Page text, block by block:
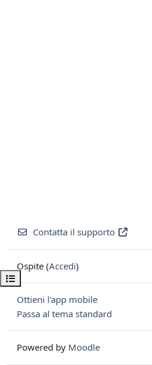
Apri indice del corso
Contatta il supporto
Ospite (Accedi)
Ottieni l'app mobile
Passa al tema standard
Powered by Moodle